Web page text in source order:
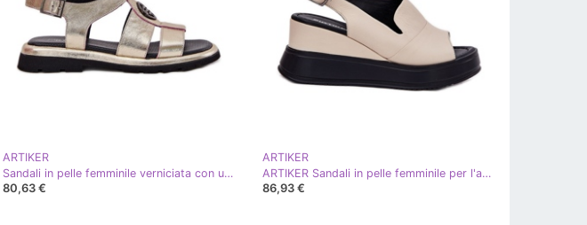
ARTIKER
Sandali in pelle femminile verniciata con un dettaglio decorativo artiker 56c0689 pln d'oro
80,63 €
ARTIKER
ARTIKER Sandali in pelle femminile per l'antico artistirista 54C0401 beige
86,93 €